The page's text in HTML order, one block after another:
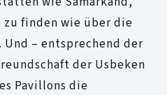
zu finden wie über die
– entsprechend der
der Usbeken
Pavillons die